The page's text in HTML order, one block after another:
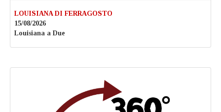
LOUISIANA DI FERRAGOSTO
15/08/2026
Louisiana a Due